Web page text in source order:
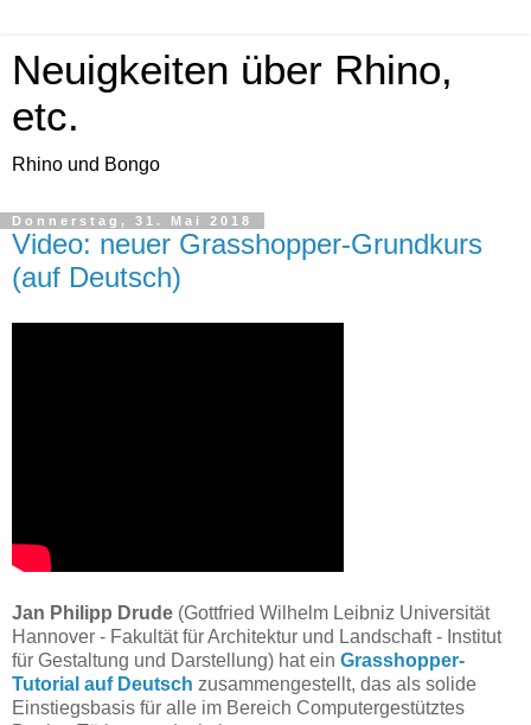
Neuigkeiten über Rhino,
etc.
Rhino und Bongo
Donnerstag, 31. Mai 2018
Video: neuer Grasshopper-Grundkurs
(auf Deutsch)
Jan Philipp Drude (Gottfried Wilhelm Leibniz Universität
Hannover - Fakultät für Architektur und Landschaft - Institut
für Gestaltung und Darstellung) hat ein Grasshopper-
Tutorial auf Deutsch zusammengestellt, das als solide
Einstiegsbasis für alle im Bereich Computergestütztes